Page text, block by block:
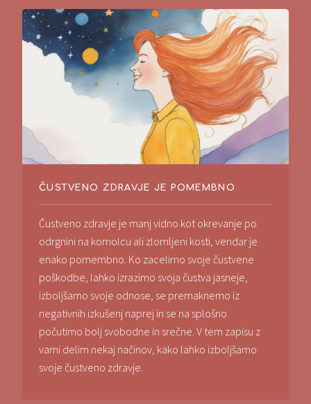
ČUSTVENO ZDRAVJE JE POMEMBNO
Čustveno zdravje je manj vidno kot okrevanje po
odrgnini na komolcu ali zlomljeni kosti, vendar je
enako pomembno. Ko zacelimo svoje čustvene
poškodbe, lahko izrazimo svoja čustva jasneje,
izboljšamo svoje odnose, se premaknemo iz
negativnih izkušenj naprej in se na splošno
počutimo bolj svobodne in srečne. V tem zapisu z
vami delim nekaj načinov, kako lahko izboljšamo
svoje čustveno zdravje.